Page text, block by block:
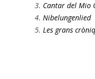
Cantar del Mio
Nibelungenlied
Les grans